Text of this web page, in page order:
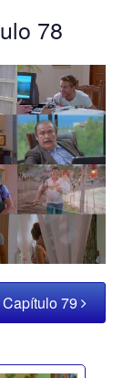
78
Capítulo 79